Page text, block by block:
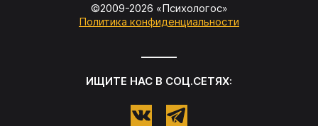
©2009-2026 «Психологос»
Политика конфиденциальности
ИЩИТЕ НАС В СОЦ.СЕТЯХ: